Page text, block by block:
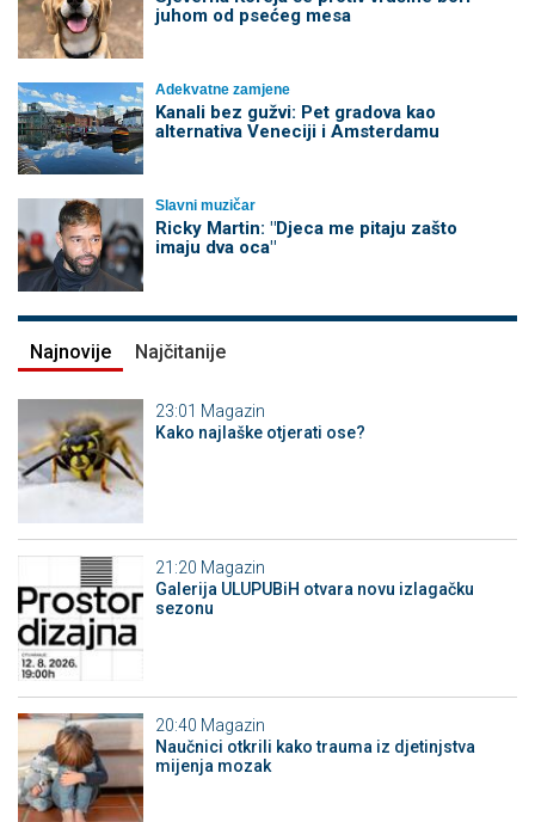
juhom od psećeg mesa
Adekvatne zamjene
Kanali bez gužvi: Pet gradova kao
alternativa Veneciji i Amsterdamu
Slavni muzičar
Ricky Martin: "Djeca me pitaju zašto
imaju dva oca"
Najnovije Najčitanije
23:01 Magazin
Kako najlaške otjerati ose?
21:20 Magazin
Galerija ULUPUBiH otvara novu izlagačku
sezonu
20:40 Magazin
Naučnici otkrili kako trauma iz djetinjstva
mijenja mozak